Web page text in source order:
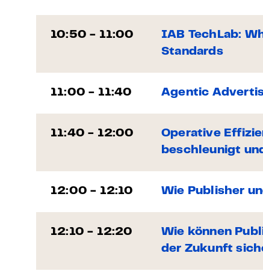
10:50 - 11:00
IAB TechLab:
Standards
11:00 - 11:40 Agentic
11:40 - 12:00
Operative
beschleunigt
12:00 - 12:10 Wie Publisher
12:10 - 12:20
Wie können
der Zukunft